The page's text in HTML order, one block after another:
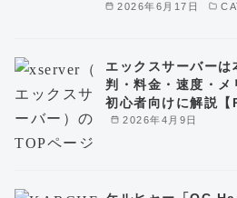
2026年6月17日
2026年4月9日
エックスサーバー
判・料金・速度・メ
初心者向けに解説【